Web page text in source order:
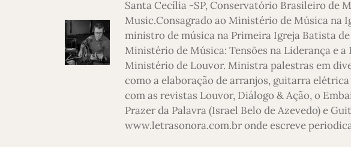
Santa Cecília -SP, Conservatório Brasileiro de
Music.Consagrado ao Ministério de Música na
ministro de música na Primeira Igreja Batista
Ministério de Música: Tensões na Liderança e a
Ministério de Louvor. Ministra palestras em
como a elaboração de arranjos, guitarra
com as revistas Louvor, Diálogo & Ação, o
Prazer da Palavra (Israel Belo de Azevedo) e
www.letrasonora.com.br onde escreve